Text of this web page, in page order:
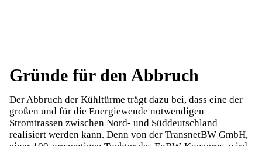
Gründe für den Abbruch
Der Abbruch der Kühltürme trägt dazu bei, dass eine der
großen und für die Energiewende notwendigen
Stromtrassen zwischen Nord- und Süddeutschland
realisiert werden kann. Denn von der TransnetBW GmbH,